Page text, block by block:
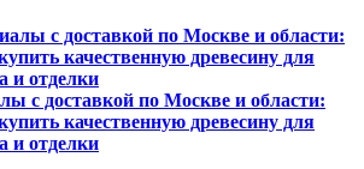
с доставкой по Москве и области:
качественную древесину для
и отделки